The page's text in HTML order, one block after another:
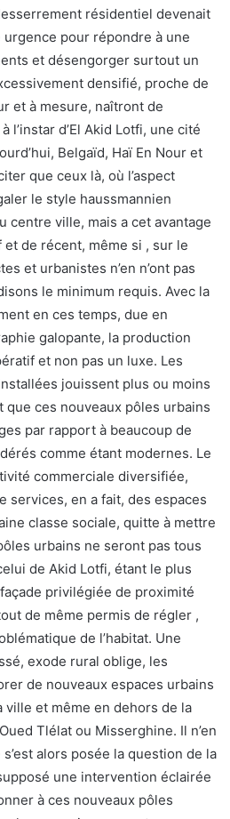
résidentiel devenait
pour répondre à une
et désengorger surtout un
densifié, proche de
et à mesure, naîtront de
l’instar d’El Akid Lotfi, une cité
Belgaïd, Haï En Nour et
que ceux là, où l’aspect
le style haussmannien
centre ville, mais a cet avantage
et de récent, même si , sur le
et urbanistes n’en n’ont pas
le minimum requis. Avec la
en ces temps, due en
galopante, la production
et non pas un luxe. Les
jouissent plus ou moins
que ces nouveaux pôles urbains
par rapport à beaucoup de
comme étant modernes. Le
commerciale diversifiée,
services, en a fait, des espaces
classe sociale, quitte à mettre
urbains ne seront pas tous
de Akid Lotfi, étant le plus
privilégiée de proximité
de même permis de régler ,
de l’habitat. Une
exode rural oblige, les
de nouveaux espaces urbains
ville et même en dehors de la
Tlélat ou Misserghine. Il n’en
alors posée la question de la
une intervention éclairée
à ces nouveaux pôles